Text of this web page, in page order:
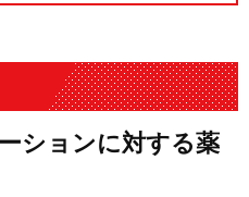
ションに対する薬